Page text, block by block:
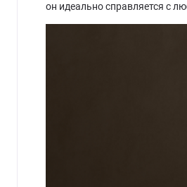
он идеально справляется с